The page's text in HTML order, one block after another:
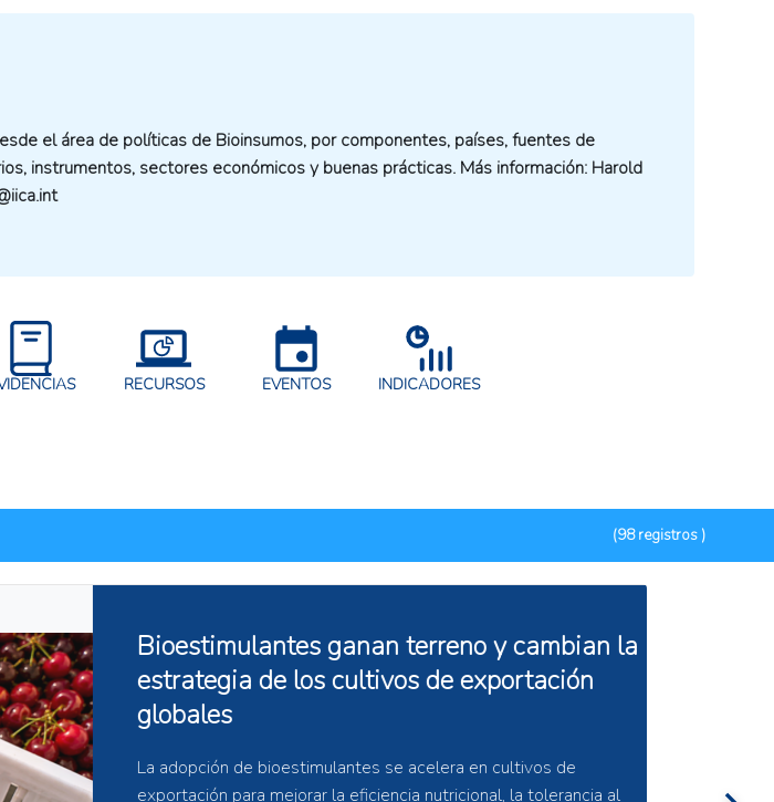
el área de políticas de Bioinsumos, por componentes, países, fuentes de
instrumentos, sectores económicos y buenas prácticas. Más información: Harold
RECURSOS EVENTOS INDICADORES
(98 registros )
¿Quién ganará el negocio de los biológicos en
Latinoamérica?
El mercado latinoamericano de productos biológicos agrícolas
ingresó en una etapa de mayor madurez y competencia, en la que el
crecimiento ya no garantiza rentabilidad. La diferenciación